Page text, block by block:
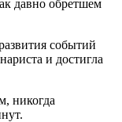
давно обретшем
событий
и достигла
никогда